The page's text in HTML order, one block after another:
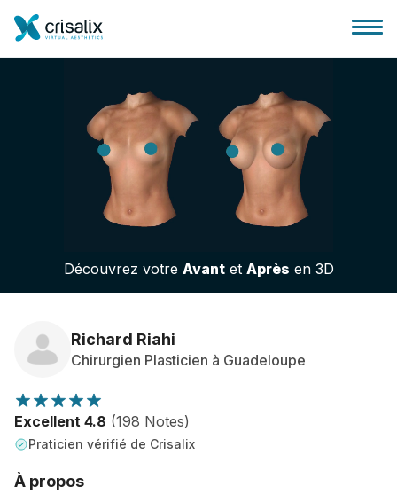
Accueil chirurgiens
Plateforme commerciale 3D
Forfait
Avis des patients
Découvrez votre Avantet Après en 3D
Richard Riahi
Chirurgien Plasticien à Guadeloupe
Excellent 4.8 (198 Notes)
Praticien vérifié de Crisalix
À propos